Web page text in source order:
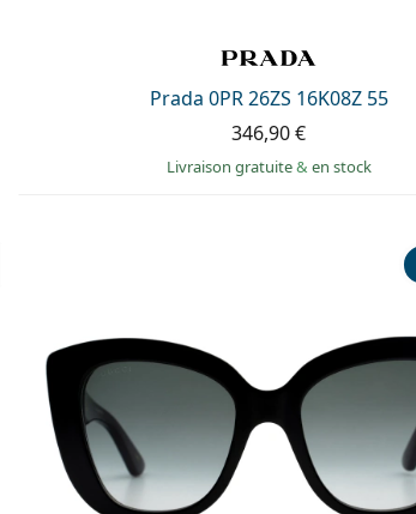
Prada 0PR 26ZS 16K08Z 55
346,90 €
Livraison gratuite& en stock